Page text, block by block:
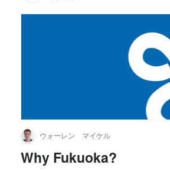
ウォーレン マイケル
Why Fukuoka?